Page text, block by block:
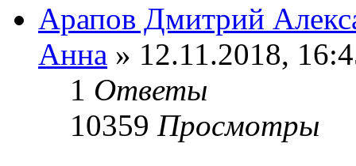
Арапов Дмитрий
Анна » 12.11.2018,
1 Ответы
10359 Просмотры